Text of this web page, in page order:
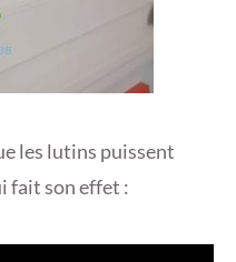
les lutins puissent
fait son effet :